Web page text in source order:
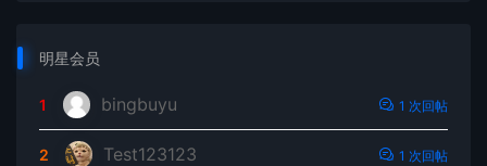
明星会员
1 bingbuyu 1 次回帖
2 Test123123 1 次回帖